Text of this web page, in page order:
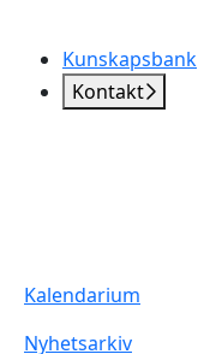
Kunskapsbank
Kontakt
Kalendarium
Nyhetsarkiv